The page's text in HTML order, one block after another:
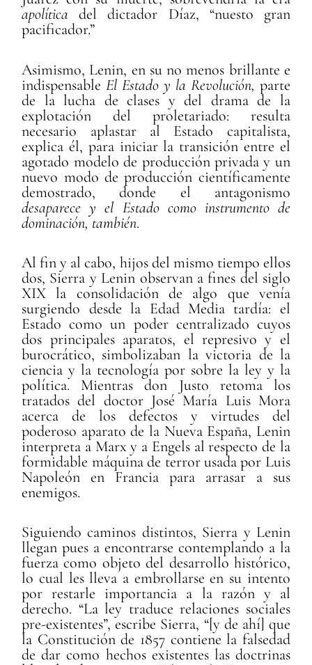
apolítica del dictador Díaz, “nuesto gran
pacificador.”
Asimismo, Lenin, en su no menos brillante e
indispensableEl Estado y la Revolución, parte
de la lucha de clases y del drama de la
explotación del proletariado: resulta
necesario aplastar al Estado capitalista,
explica él, para iniciar la transición entre el
agotado modelo de producción privada y un
nuevo modo de producción científicamente
demostrado, donde el antagonismo
desaparece y el Estado como instrumento de
dominación, también.
Al fin y al cabo, hijos del mismo tiempo ellos
dos, Sierra y Lenin observan a fines del siglo
XIX la consolidación de algo que venía
surgiendo desde la Edad Media tardía: el
Estado como un poder centralizado cuyos
dos principales aparatos, el represivo y el
burocrático, simbolizaban la victoria de la
ciencia y la tecnología por sobre la ley y la
política. Mientras don Justo retoma los
tratados del doctor José María Luis Mora
acerca de los defectos y virtudes del
poderoso aparato de la Nueva España, Lenin
interpreta a Marx y a Engels al respecto de la
formidable máquina de terror usada por Luis
Napoleón en Francia para arrasar a sus
enemigos.
Siguiendo caminos distintos, Sierra y Lenin
llegan pues a encontrarse contemplando a la
fuerza como objeto del desarrollo histórico,
lo cual les lleva a embrollarse en su intento
por restarle importancia a la razón y al
derecho. “La ley traduce relaciones sociales
pre-existentes”, escribe Sierra, “[y de ahí] que
la Constitución de 1857 contiene la falsedad
de dar como hechos existentes las doctrinas